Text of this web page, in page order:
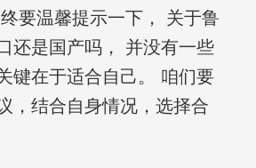
要温馨提示一下， 关于鲁
还是国产吗， 并没有一些
键在于适合自己。 咱们要
，结合自身情况，选择合